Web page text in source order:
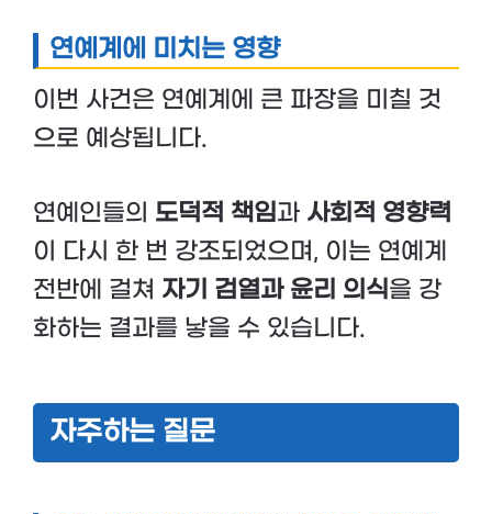
연예계에 미치는 영향
이번 사건은 연예계에 큰 파장을 미칠 것
으로 예상됩니다.
연예인들의 도덕적 책임과 사회적 영향력
이 다시 한 번 강조되었으며, 이는 연예계
전반에 걸쳐 자기 검열과 윤리 의식을 강
화하는 결과를 낳을 수 있습니다.
자주하는 질문